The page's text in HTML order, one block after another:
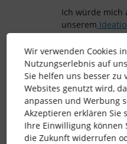
Ich würde mich
unserem
als
können andere
upvoten, und
Produktteam
→ So geht es:
eine neue
Melde Dich
hierzu haben!
Wir verwenden Cookies
Nutzungserlebnis auf
Sie helfen uns besser zu
Websites genutzt wird,
anpassen und Werbung
Akzeptieren erklären Sie
Ihre Einwilligung
die Zukunft widerrufen